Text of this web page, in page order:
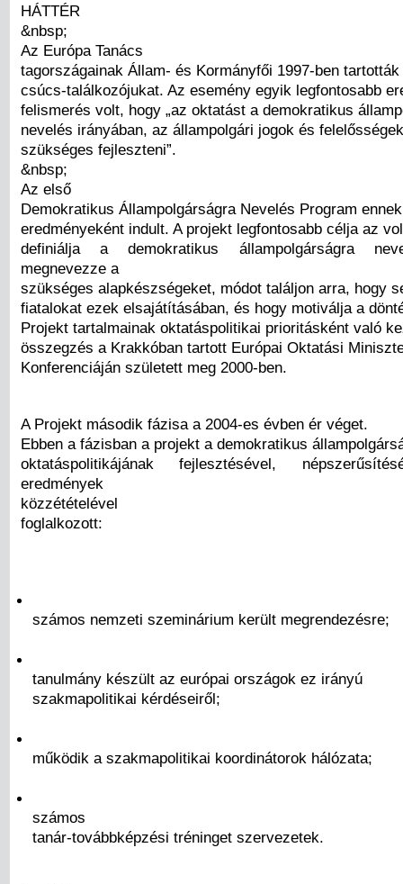
HÁTTÉR
&nbsp;
Az Európa Tanács
tagországainak Állam- és Kormányfői 1997-ben
csúcs-találkozójukat. Az esemény egyik legfontosabb
felismerés volt, hogy „az oktatást a demokratikus
nevelés irányában, az állampolgári jogok és
szükséges fejleszteni”.
&nbsp;
Az első
Demokratikus Állampolgárságra Nevelés Program
eredményeként indult. A projekt legfontosabb célja az
definiálja a demokratikus állampolgárságra
megnevezze a
szükséges alapkészségeket, módot találjon arra, hogy
fiatalokat ezek elsajátításában, és hogy motiválja a
Projekt tartalmainak oktatáspolitikai prioritásként való
összegzés a Krakkóban tartott Európai Oktatási
Konferenciáján született meg 2000-ben.
A Projekt második fázisa a 2004-es évben ér véget.
Ebben a fázisban a projekt a demokratikus
oktatáspolitikájának fejlesztésével,
eredmények
közzétételével
foglalkozott:
számos nemzeti szeminárium került megrendezésre;
tanulmány készült az európai országok ez irányú
szakmapolitikai kérdéseiről;
működik a szakmapolitikai koordinátorok hálózata;
számos
tanár-továbbképzési tréninget szervezetek.